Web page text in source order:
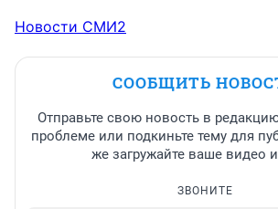
Новости СМИ2
СООБЩИТЬ
Отправьте свою новость в
проблеме или подкиньте тему для
же загружайте ваше видео
ЗВОНИТЕ